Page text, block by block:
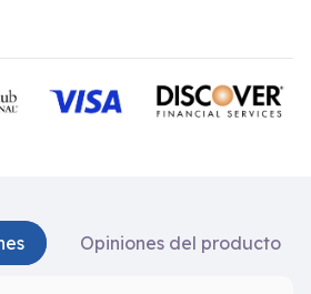
Opiniones del producto